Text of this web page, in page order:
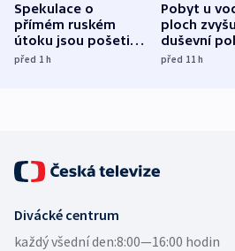
Spekulace o
přímém ruském
útoku jsou pošetilé,
míní estonský
před 1h
Pobyt u
ploch
duševní
ukázala
před 11h
Divácké centrum
každý všední den:8:00—16:00 hodin